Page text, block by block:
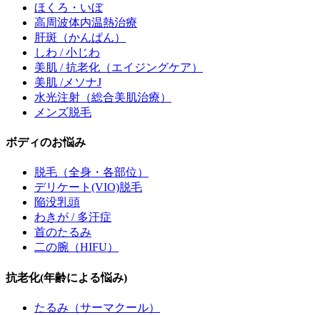
ほくろ・いぼ
高周波体内温熱治療
肝斑 （かんぱん）
しわ / 小じわ
美肌 / 抗老化 （エイジングケア）
美肌 /メソナJ
水光注射 （総合美肌治療）
メンズ脱毛
ボディのお悩み
脱毛 （全身・各部位）
デリケート(VIO)脱毛
陥没乳頭
わきが / 多汗症
首のたるみ
二の腕（HIFU）
抗老化(年齢による悩み)
たるみ （サーマクール）